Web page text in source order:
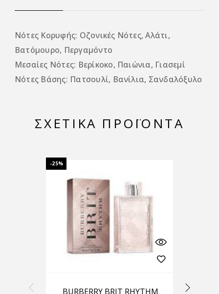
Νότες Κορυφής: Οζονικές Νότες, Αλάτι,
Βατόμουρο, Περγαμόντο
Μεσαίες Νότες: Βερίκοκο, Παιώνια, Γιασεμί
Νότες Βάσης: Πατσουλί, Βανίλια, Σανδαλόξυλο
ΣΧΕΤΙΚΆ ΠΡΟΪΌΝΤΑ
-25%
BURBERRY BRIT RHYTHM